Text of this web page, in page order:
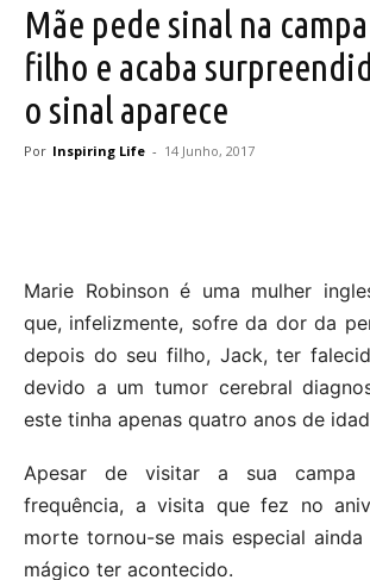
Mãe pede sinal na
filho e acaba
o sinal aparece
Por Inspiring Life - 14 Junho, 2017
Marie Robinson é uma mulher
que, infelizmente, sofre da dor da
depois do seu filho, Jack, ter
devido a um tumor cerebral
este tinha apenas quatro anos de
Apesar de visitar a sua campa
frequência, a visita que fez no
morte tornou-se mais especial
mágico ter acontecido.